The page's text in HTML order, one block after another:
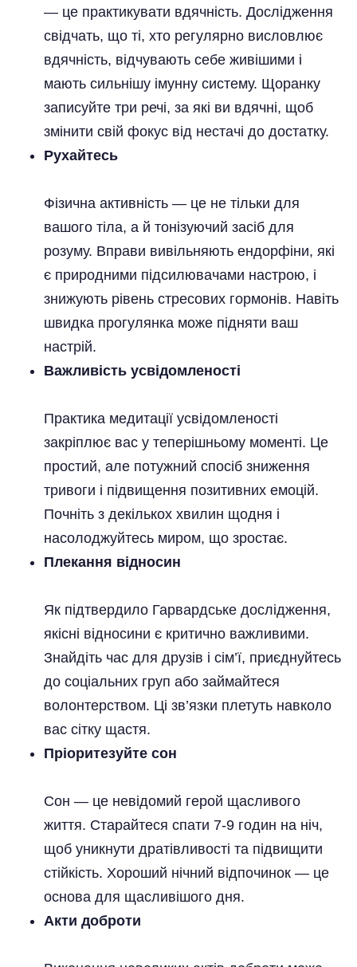
— це практикувати вдячність. Дослідження
свідчать, що ті, хто регулярно висловлює
вдячність, відчувають себе живішими і
мають сильнішу імунну систему. Щоранку
записуйте три речі, за які ви вдячні, щоб
змінити свій фокус від нестачі до достатку.
Рухайтесь
Фізична активність — це не тільки для
вашого тіла, а й тонізуючий засіб для
розуму. Вправи вивільняють ендорфіни, які
є природними підсилювачами настрою, і
знижують рівень стресових гормонів. Навіть
швидка прогулянка може підняти ваш
настрій.
Важливість усвідомленості
Практика медитації усвідомленості
закріплює вас у теперішньому моменті. Це
простий, але потужний спосіб зниження
тривоги і підвищення позитивних емоцій.
Почніть з декількох хвилин щодня і
насолоджуйтесь миром, що зростає.
Плекання відносин
Як підтвердило Гарвардське дослідження,
якісні відносини є критично важливими.
Знайдіть час для друзів і сім’ї, приєднуйтесь
до соціальних груп або займайтеся
волонтерством. Ці зв’язки плетуть навколо
вас сітку щастя.
Пріоритезуйте сон
Сон — це невідомий герой щасливого
життя. Старайтеся спати 7-9 годин на ніч,
щоб уникнути дратівливості та підвищити
стійкість. Хороший нічний відпочинок — це
основа для щасливішого дня.
Акти доброти